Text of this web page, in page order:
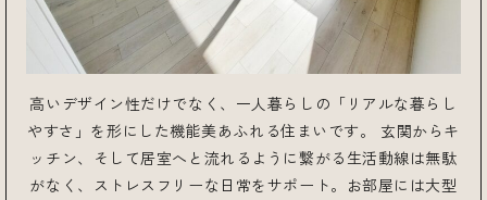
高いデザイン性だけでなく、一人暮らしの「リアルな暮らし
やすさ」を形にした機能美あふれる住まいです。 玄関からキ
ッチン、そして居室へと流れるように繋がる生活動線は無駄
がなく、ストレスフリーな日常をサポート。お部屋には大型